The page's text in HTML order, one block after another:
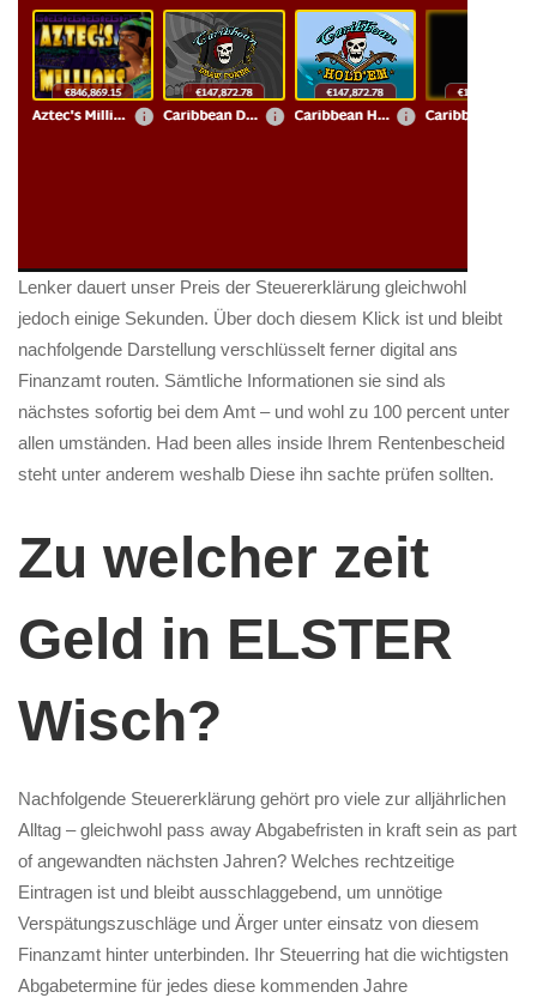
Lenker dauert unser Preis der Steuererklärung gleichwohl
jedoch einige Sekunden. Über doch diesem Klick ist und bleibt
nachfolgende Darstellung verschlüsselt ferner digital ans
Finanzamt routen. Sämtliche Informationen sie sind als
nächstes sofortig bei dem Amt – und wohl zu 100 percent unter
allen umständen. Had been alles inside Ihrem Rentenbescheid
steht unter anderem weshalb Diese ihn sachte prüfen sollten.
Zu welcher zeit
Geld in ELSTER
Wisch?
Nachfolgende Steuererklärung gehört pro viele zur alljährlichen
Alltag – gleichwohl pass away Abgabefristen in kraft sein as part
of angewandten nächsten Jahren? Welches rechtzeitige
Eintragen ist und bleibt ausschlaggebend, um unnötige
Verspätungszuschläge und Ärger unter einsatz von diesem
Finanzamt hinter unterbinden. Ihr Steuerring hat die wichtigsten
Abgabetermine für jedes diese kommenden Jahre